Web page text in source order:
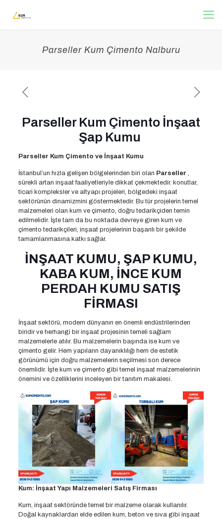
Parseller Kum Çimento Nalburu
Parseller Kum Çimento İnşaat
Şap Kumu
Parseller Kum Çimento ve İnşaat Kumu
İstanbul’un hızla gelişen bölgelerinden biri olan Parseller ,
sürekli artan inşaat faaliyetleriyle dikkat çekmektedir. konutlar,
ticari kompleksler ve altyapı projeleri, bölgedeki inşaat
sektörünün dinamizmini göstermektedir. Bu tür projelerin temel
malzemeleri olan kum ve çimento, doğru tedarikçiden temin
edilmelidir. İşte tam da bu noktada devreye giren kum ve
çimento tedarikçileri, inşaat projelerinin başarılı bir şekilde
tamamlanmasına katkı sağlar.
İNŞAAT KUMU, ŞAP KUMU,
KABA KUM, İNCE KUM
PERDAH KUMU SATIŞ
FİRMASI
İnşaat sektörü, modern dünyanın en önemli endüstrilerinden
biridir ve herhangi bir inşaat projesinin temeli sağlam
malzemelerle atılır. Bu malzemelerin başında ise kum ve
çimento gelir. Hem yapıların dayanıklılığı hem de estetik
görünümü için doğru malzemelerin seçilmesi son derece
önemlidir. İşte kum ve çimento gibi temel inşaat malzemelerinin
önemini ve özelliklerini inceleyen bir tanıtım makalesi.
Kum: İnşaat Yapı Malzemeleri Satış Firması
Kum, inşaat sektöründe temel bir malzeme olarak kullanılır.
Doğal kaynaklardan elde edilen kum, beton ve sıva gibi inşaat